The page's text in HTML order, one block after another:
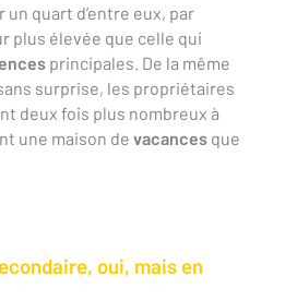
quart d’entre eux, par
plus élevée que celle qui
principales. De la même
surprise, les propriétaires
deux fois plus nombreux à
une maison de vacances que
oui, mais en